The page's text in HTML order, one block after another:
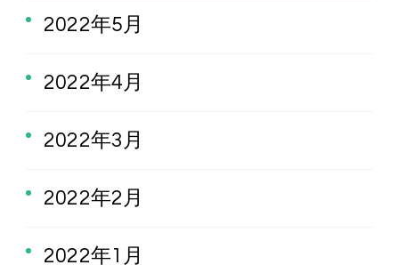
2022年5月
2022年4月
2022年3月
2022年2月
2022年1月